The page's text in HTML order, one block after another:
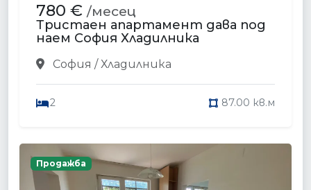
780 € /месец
Тристаен апартамент дава под
наем София Хладилника
София / Хладилника
2 87.00 кв.м
Продажба